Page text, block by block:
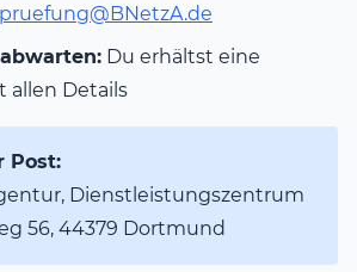
Du erhältst eine
allen Details
Post:
Dienstleistungszentrum
56, 44379 Dortmund